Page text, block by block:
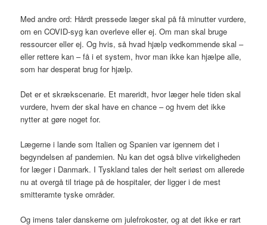
Med andre ord: Hårdt pressede læger skal på få minutter vurdere,
om en COVID-syg kan overleve eller ej. Om man skal bruge
ressourcer eller ej. Og hvis, så hvad hjælp vedkommende skal –
eller rettere kan – få i et system, hvor man ikke kan hjælpe alle,
som har desperat brug for hjælp.
Det er et skrækscenarie. Et mareridt, hvor læger hele tiden skal
vurdere, hvem der skal have en chance – og hvem det ikke
nytter at gøre noget for.
Lægerne i lande som Italien og Spanien var igennem det i
begyndelsen af pandemien. Nu kan det også blive virkeligheden
for læger i Danmark. I Tyskland tales der helt seriøst om allerede
nu at overgå til triage på de hospitaler, der ligger i de mest
smitteramte tyske områder.
Og imens taler danskerne om julefrokoster, og at det ikke er rart